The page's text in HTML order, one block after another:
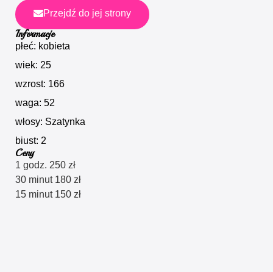
Przejdź do jej strony
Informacje
płeć: kobieta
wiek: 25
wzrost: 166
waga: 52
włosy: Szatynka
biust: 2
Ceny
1 godz. 250 zł
30 minut 180 zł
15 minut 150 zł